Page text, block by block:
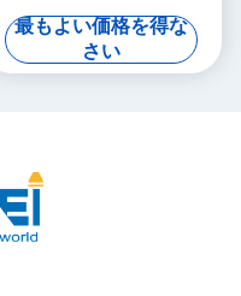
様式の庭の洪水ライトを薄く
します
最もよい価格を得な
さい